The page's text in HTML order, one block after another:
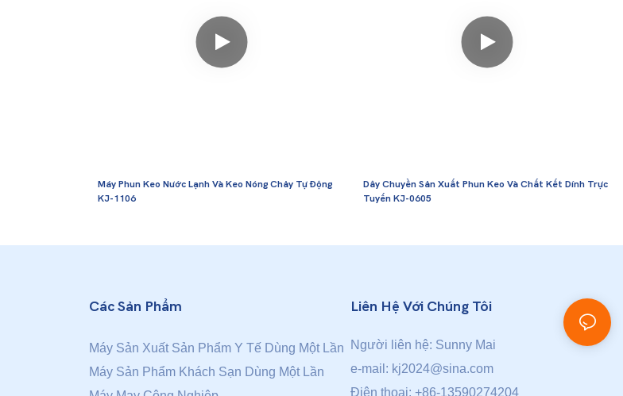
Máy Phun Keo Nước Lạnh Và Keo Nóng Chảy Tự Động
KJ-1106
Dây Chuyền Sản Xuất Phun Keo Và Chất Kết Dính Trực
Tuyến KJ-0605
Các Sản Phẩm
Máy Sản Xuất Sản Phẩm Y Tế Dùng Một Lần
Máy Sản Phẩm Khách Sạn Dùng Một Lần
Liên Hệ Với Chúng Tôi
Người liên hệ: Sunny Mai
e-mail: kj2024@sina.com
Điện thoại: +86-13590274204